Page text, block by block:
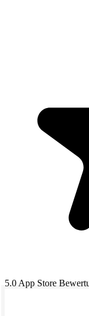
5.0 App Store